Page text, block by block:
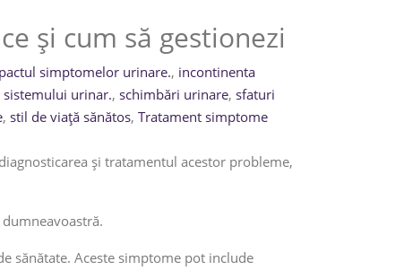
și cum să gestionezi
simptomelor urinare., incontinenta
sistemului urinar., schimbări urinare, sfaturi
, stil de viață sănătos, Tratament simptome
și tratamentul acestor probleme,
sănătate. Aceste simptome pot include